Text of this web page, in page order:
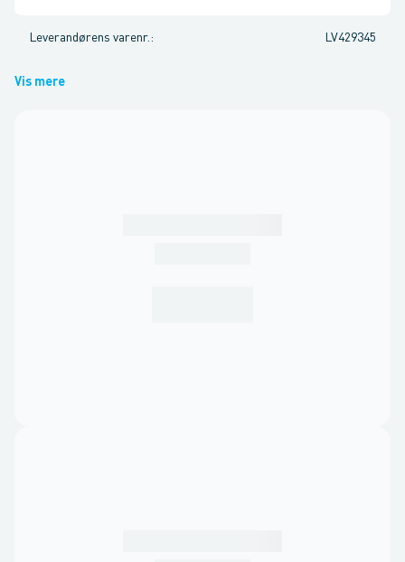
Leverandørens varenr. : LV429345
Vis mere